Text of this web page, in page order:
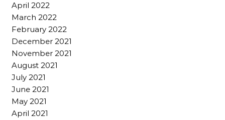
April 2022
March 2022
February 2022
December 2021
November 2021
August 2021
July 2021
June 2021
May 2021
April 2021